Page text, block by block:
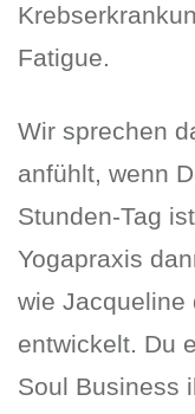
Fatigue.
Wir sprechen
anfühlt, wenn
Stunden-Tag
Yogapraxis
wie Jacqueline
entwickelt. Du
Soul Business